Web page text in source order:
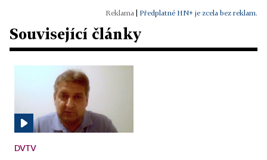
Předplatné HN+ je zcela bez reklam.
Související články
DVTV